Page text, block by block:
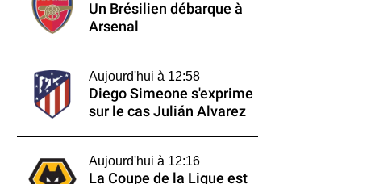
Un Brésilien débarque à
Arsenal
Aujourd'hui à 12:58
Diego Simeone s'exprime
sur le cas Julián Alvarez
Aujourd'hui à 12:16
La Coupe de la Ligue est